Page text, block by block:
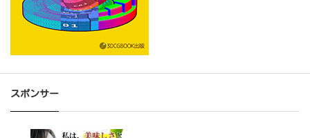
スポンサー